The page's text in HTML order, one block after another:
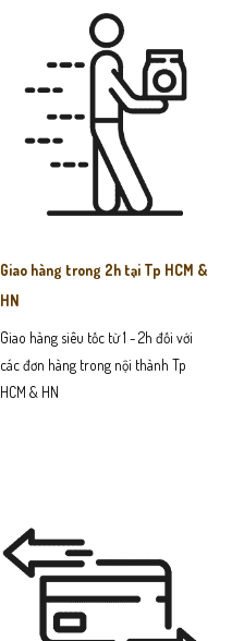
Giao hàng trong 2h tại Tp HCM &
HN
Giao hàng siêu tốc từ 1 - 2h đối với
các đơn hàng trong nội thành Tp
HCM & HN